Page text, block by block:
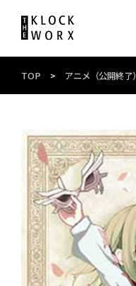
TOP > アニメ（公開終了）